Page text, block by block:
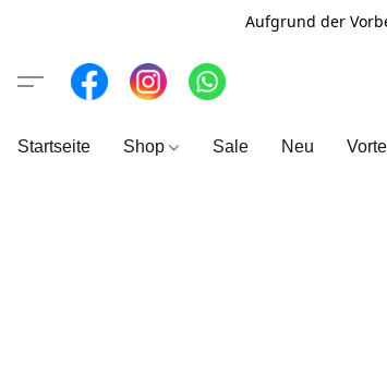
Aufgrund der
Startseite Shop Sale Neu